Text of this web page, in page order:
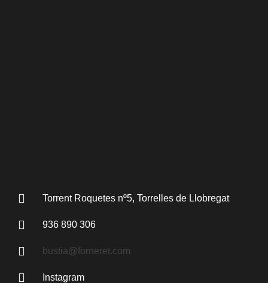
Torrent Roquetes nº5, Torrelles de Llobregat
936 890 306
bustia@forneret.com
Instagram